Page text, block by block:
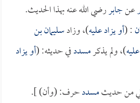
عنجابررضي الله عنه بهذا الحديث.
: (أو يزاد عليه)، وزادسليمان بن
)، ولم يذكرمسددفي حديثه: (أو يزاد
من حديثمسددحرف: (وأن) ].